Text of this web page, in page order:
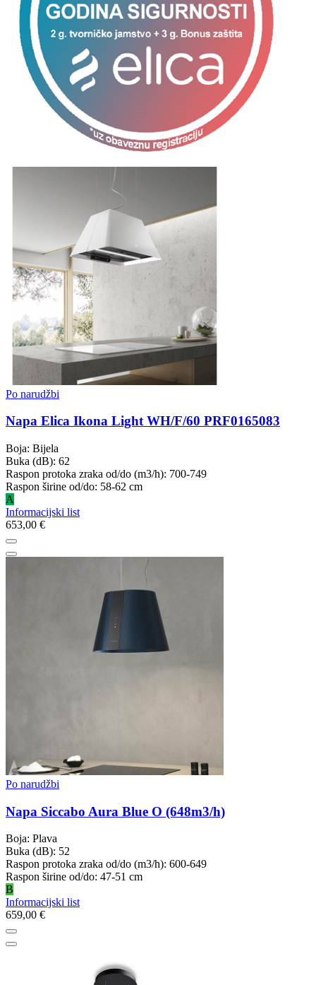
Po narudžbi
Napa Elica Ikona Light WH/F/60 PRF0165083
Boja: Bijela
Buka (dB): 62
Raspon protoka zraka od/do (m3/h): 700-749
Raspon širine od/do: 58-62 cm
A
Informacijski list
653,00 €
Po narudžbi
Napa Siccabo Aura Blue O (648m3/h)
Boja: Plava
Buka (dB): 52
Raspon protoka zraka od/do (m3/h): 600-649
Raspon širine od/do: 47-51 cm
B
Informacijski list
659,00 €